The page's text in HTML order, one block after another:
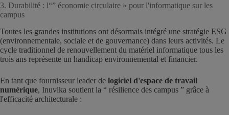
3. Durabilité : l“” économie circulaire » pour l'informatique sur les
campus
Toutes les grandes institutions ont désormais intégré une stratégie ESG
(environnementale, sociale et de gouvernance) dans leurs activités. Le
cycle traditionnel de renouvellement du matériel informatique tous les
trois ans représente un handicap environnemental et financier.
En tant que fournisseur leader de logiciel d'espace de travail
numérique, Inuvika soutient la “ résilience des campus ” grâce à
l'efficacité architecturale :